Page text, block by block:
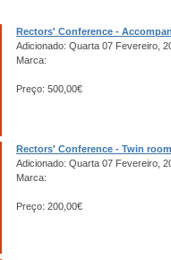
Rectors' Conference -
Adicionado: Quarta 07 Fevereiro,
Marca:
Preço: 500,00€
Rectors' Conference - Twin room
Adicionado: Quarta 07 Fevereiro,
Marca:
Preço: 200,00€